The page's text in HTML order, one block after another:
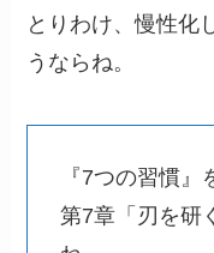
とりわけ、慢性化
うならね。
『7つの習慣』
第7章「刃を研